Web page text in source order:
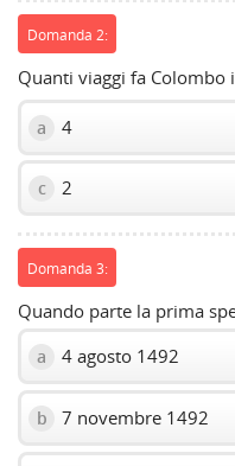
Domanda 2:
Quanti viaggi fa Colombo
a 4
c 2
Domanda 3:
Quando parte la prima
a 4 agosto 1492
b 7 novembre 1492